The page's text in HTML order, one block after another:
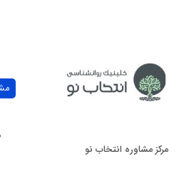
مرکز مشاوره انتخاب نو